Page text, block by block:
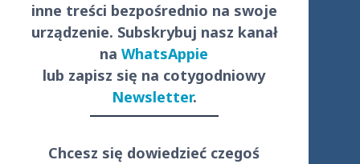
inne treści bezpośrednio na swoje
urządzenie. Subskrybuj nasz kanał
naWhatsAppie
lub zapisz się na cotygodniowy
Newsletter.
Chcesz się dowiedzieć czegoś